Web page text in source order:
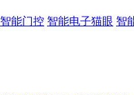
智能门控 智能电子猫眼 智